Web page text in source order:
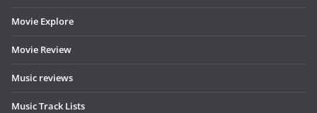
Movie Explore
Movie Review
Music reviews
Music Track Lists